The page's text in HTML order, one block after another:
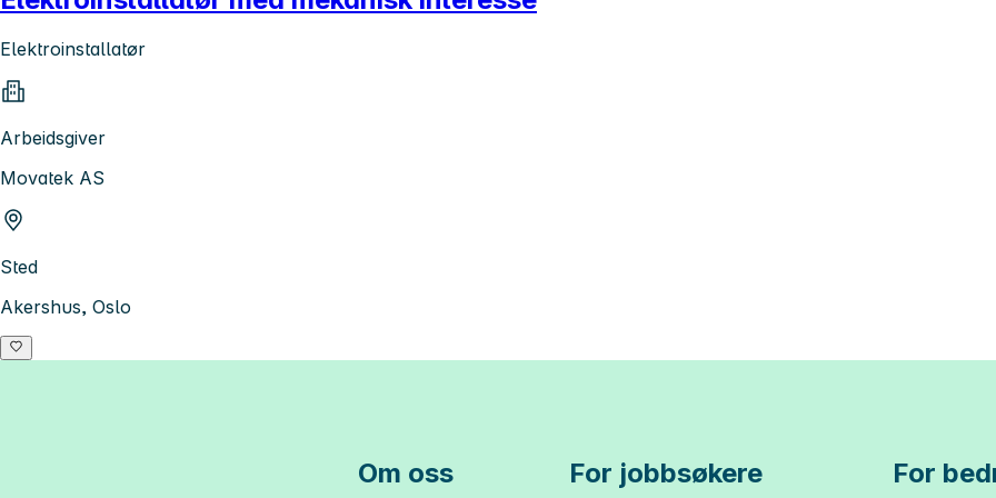
Elektroinstallatør
Arbeidsgiver
Movatek AS
Sted
Akershus, Oslo
Om oss For jobbsøkere For